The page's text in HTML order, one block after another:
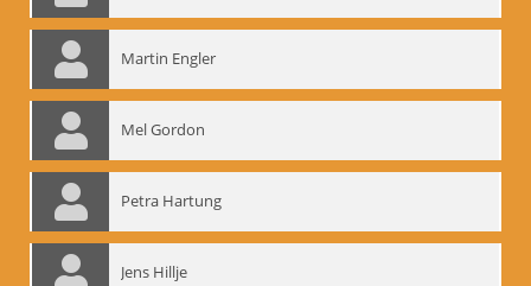
Martin Engler
Mel Gordon
Petra Hartung
Jens Hillje